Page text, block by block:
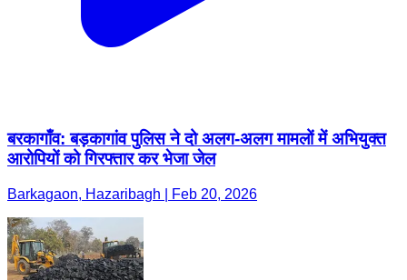
बरकागाँव: बड़कागांव पुलिस ने दो अलग-अलग मामलों में अभियुक्त
आरोपियों को गिरफ्तार कर भेजा जेल
Barkagaon, Hazaribagh | Feb 20, 2026